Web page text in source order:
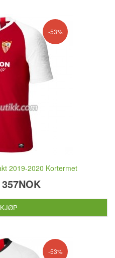
-53%
2019-2020 Kortermet
357NOK
KJØP
-53%